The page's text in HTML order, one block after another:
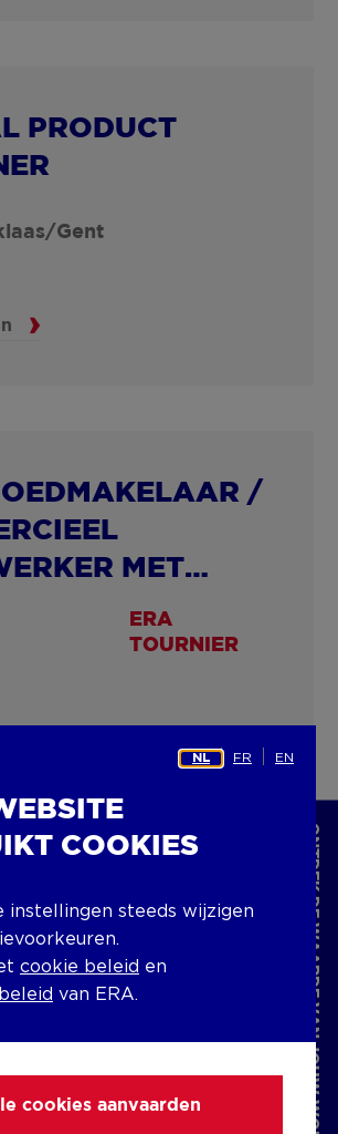
PRODUCT
Gent
/
MET
ERA
TOURNIER
EXPERT:
ONTDEK DE WAARDE VAN JOUW WONING
NL FR EN
COOKIES
instellingen steeds wijzigen
cookie beleid en
van ERA.
cookies aanvaarden